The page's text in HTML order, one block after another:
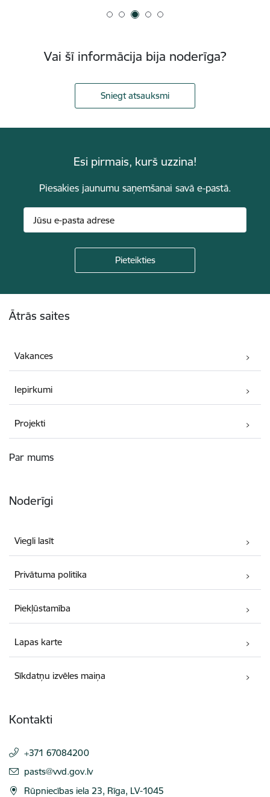
Vai šī informācija bija noderīga?
Sniegt atsauksmi
Esi pirmais, kurš uzzina!
Piesakies jaunumu saņemšanai savā e-pastā.
Ātrās saites
Vakances
Iepirkumi
Projekti
Par mums
Noderīgi
Viegli lasīt
Privātuma politika
Piekļūstamība
Lapas karte
Sīkdatņu izvēles maiņa
Kontakti
+371 67084200
E-pasts:
pasts@vvd.gov.lv
Rūpniecības iela 23, Rīga, LV-1045